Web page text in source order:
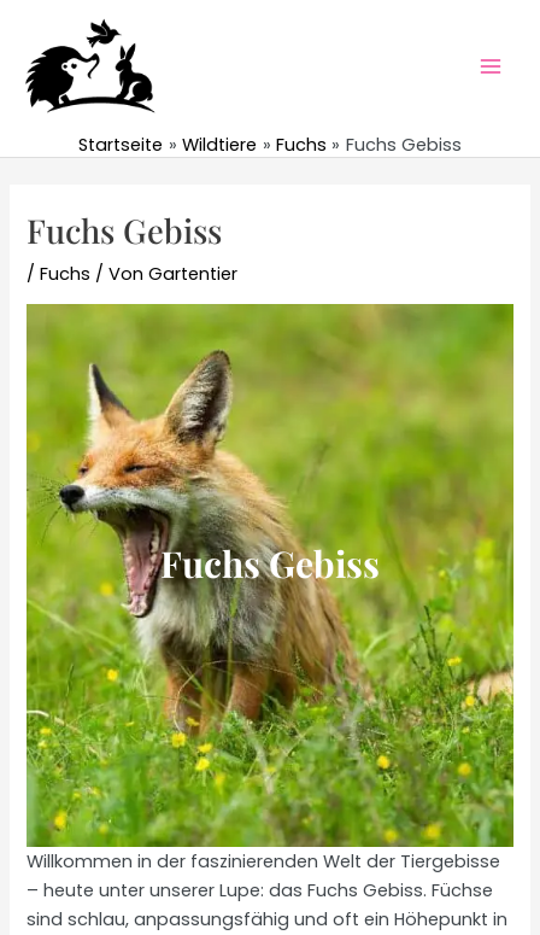
springen
Startseite Wildtiere Fuchs Fuchs Gebiss
Fuchs Gebiss
/Fuchs / VonGartentier
Fuchs Gebiss
Willkommen in der faszinierenden Welt der Tiergebisse
– heute unter unserer Lupe: das Fuchs Gebiss. Füchse
sind schlau, anpassungsfähig und oft ein Höhepunkt in